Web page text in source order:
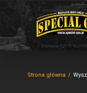
Strona główna